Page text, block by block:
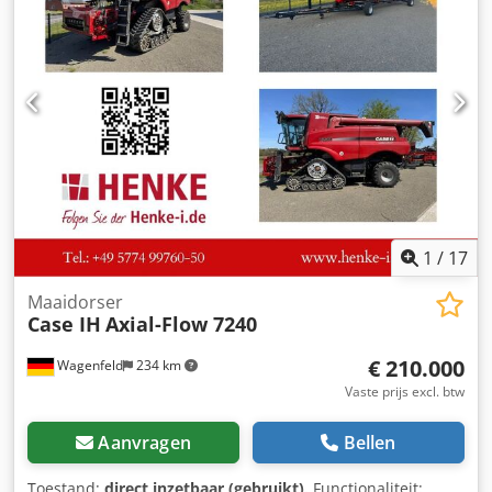
omslagdiktes. De robuuste gietijzeren constructie zorgt
voor hoge precisie en jarenlang gebruik. Technische
gegevens: Fabrikant: Karl Tränklein Type: Case Bender /
rugvormmachine Werkbreedte: ca. 600 mm Instelbare
roldraad Stabiele gietijzeren constructie Elektrische
aandrijving Werktafel Staat: gebruikt Toepassingen:
productie van hardcover boeken, boekbinderijen,
drukkerijen, grafische bedrijven, productie van albums,
catalogi en omslagen.
1 / 17
Wagenfeld 234 km
Maaidorser
Case IH Axial-Flow 7240
€ 210.000
Vaste prijs excl. btw
Aanvragen Bellen